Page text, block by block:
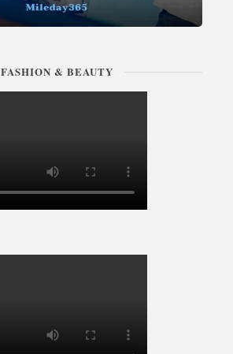
FASHION & BEAUTY